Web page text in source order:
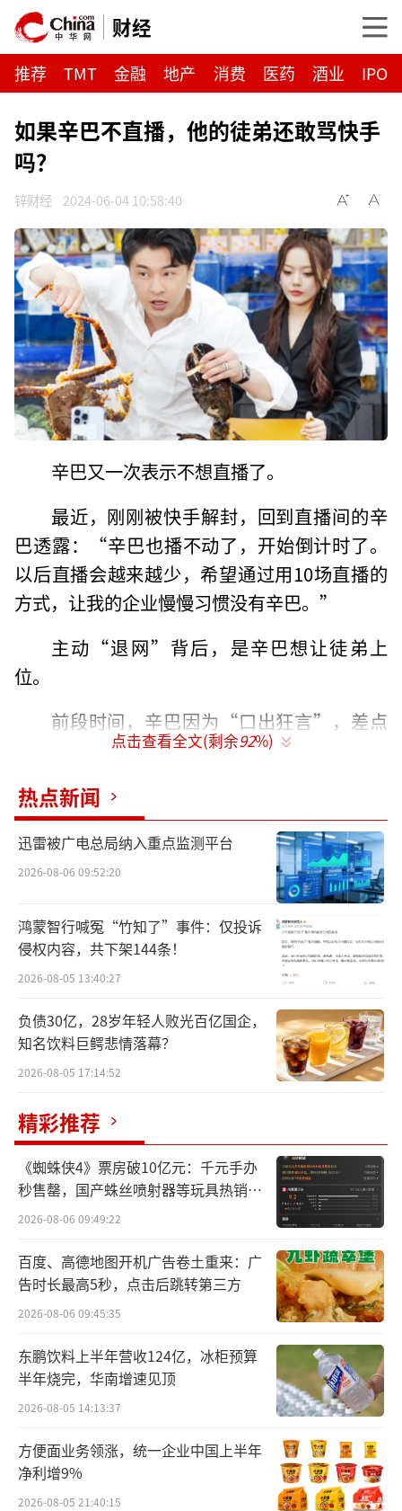
财经
推荐 TMT 金融 地产 消费 医药 酒业 IPO
如果辛巴不直播，他的徒弟还敢骂快手
吗？
锌财经 2024-06-04 10:58:40
辛巴又一次表示不想直播了。
最近，刚刚被快手解封，回到直播间的辛
巴透露：“辛巴也播不动了，开始倒计时了。
以后直播会越来越少，希望通过用10场直播的
方式，让我的企业慢慢习惯没有辛巴。”
主动“退网”背后，是辛巴想让徒弟上
位。
前段时间，辛巴因为“口出狂言”，差点
赶不上今年快手618大促。于是辛巴徒弟蛋蛋专
个辛选首播618。截至目前，蛋蛋的快手粉丝数
已经超过9900万，离破亿只有一步之遥。
不止辛巴，这几年小杨哥也热衷于扶徒弟
上位，像是红绿灯的黄、嘴哥、七老板等等都
成了抖音上相对出圈的网红。
但徒弟想要替师父挑大梁这事没那么容
易，他们不一定能撑得起师父过往的流量、GM
V，师徒内部也存在利益矛盾。
这两天，刚说完要“替父出战”的蛋蛋，
突然清空自己的作品列表，暂停直播带货，618
之前能否回归还是个未知数。
直播带货进入下半场，生意也是越来越不
好做了。
师父想退休，徒弟正上位
辛巴的所有徒弟里，蛋蛋确实是最适合推
从带货实力上看，蛋蛋算得上是快手带货
一姐。根据壁虎看看数据，今年5月，蛋蛋的销
售指数达到13.26亿，位列快手直播带货榜第一
名。新榜数据显示，去年，快手直播带货销售
额TOP10主播中，蛋蛋排名第一，全年带货预
点击查看全文(剩余92%)
热点新闻
迅雷被广电总局纳入重点监测平台
2026-08-06 09:52:20
鸿蒙智行喊冤“竹知了”事件：仅投诉
侵权内容，共下架144条！
2026-08-05 13:40:27
负债30亿，28岁年轻人败光百亿国企，
知名饮料巨鳄悲情落幕？
2026-08-05 17:14:52
精彩推荐
《蜘蛛侠4》票房破10亿元：千元手办
秒售罄，国产蛛丝喷射器等玩具热销海
外
2026-08-06 09:49:22
百度、高德地图开机广告卷土重来：广
告时长最高5秒，点击后跳转第三方
2026-08-06 09:45:35
东鹏饮料上半年营收124亿，冰柜预算
半年烧完，华南增速见顶
2026-08-05 14:13:37
方便面业务领涨，统一企业中国上半年
净利增9%
2026-08-05 21:40:15